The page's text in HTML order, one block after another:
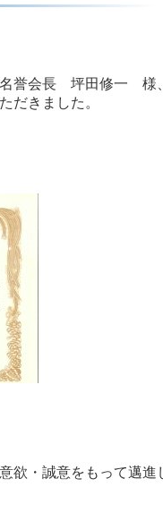
誉会長　坪田修一　
だきました。
欲・誠意をもって邁進